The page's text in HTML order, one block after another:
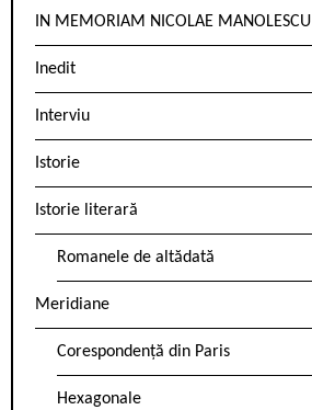
IN MEMORIAM NICOLAE MANOLESCU
Inedit
Interviu
Istorie
Istorie literară
Romanele de altădată
Meridiane
Corespondență din Paris
Hexagonale